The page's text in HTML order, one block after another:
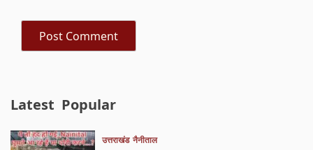
Latest Popular
उत्तराखंड नैनीताल